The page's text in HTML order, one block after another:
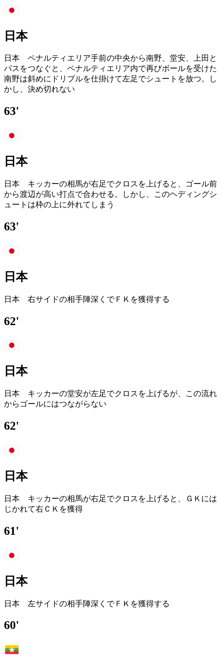
日本
日本 ペナルティエリア手前の中央から南野、堂安、上田と
パスをつなぐと、ペナルティエリア内で再びボールを受けた
南野は斜めにドリブルを仕掛けて左足でシュートを放つ。し
かし、決め切れない
63'
日本
日本 キッカーの相馬が右足でクロスを上げると、ゴール前
から渡辺が高い打点で合わせる。しかし、このヘディングシ
ュートは枠の上に外れてしまう
63'
日本
日本 右サイドの相手陣深くでＦＫを獲得する
62'
日本
日本 キッカーの堂安が左足でクロスを上げるが、この流れ
からゴールにはつながらない
62'
日本
日本 キッカーの相馬が右足でクロスを上げると、ＧＫには
じかれて右ＣＫを獲得
61'
日本
日本 左サイドの相手陣深くでＦＫを獲得する
60'